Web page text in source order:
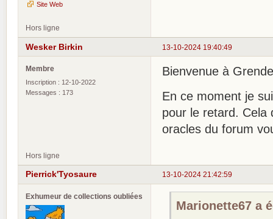
Site Web
Hors ligne
13-10-2024 19:40:49
Wesker Birkin
Membre
Inscription : 12-10-2022
Messages : 173
Bienvenue à
En ce moment je
pour le retard. Cela
oracles du forum
Hors ligne
13-10-2024 21:42:59
Pierrick'Tyosaure
Exhumeur de collections oubliées
Marionette67 a